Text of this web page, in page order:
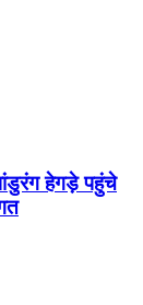
हेगड़े पहुंचे